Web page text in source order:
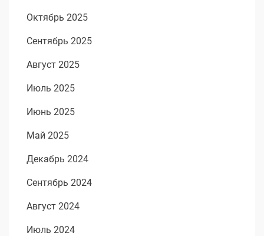
Октябрь 2025
Сентябрь 2025
Август 2025
Июль 2025
Июнь 2025
Май 2025
Декабрь 2024
Сентябрь 2024
Август 2024
Июль 2024